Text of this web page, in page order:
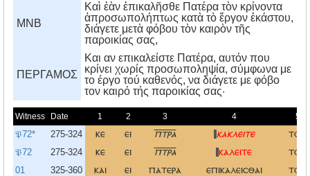
MNB
Καὶ ἐὰν ἐπικαλῆσθε Πατέρα τὸν κρίνοντα
ἀπροσωπολήπτως κατὰ τὸ ἔργον ἑκάστου,
διάγετε μετὰ φόβου τὸν καιρὸν τῆς
παροικίας σας,
ΠΕΡΓΑΜΟΣ
Kαι αν επικαλείστε Πατέρα, αυτόν που
κρίνει χωρίς προσωποληψία, σύμφωνα με
το έργο τού καθενός, να διάγετε με φόβο
τον καιρό τής παροικίας σας·
Witness Date 1 2 3 4 5
𝔓72* 275-324 κε ει πτρα κακλειτε τον
𝔓72 275-324 κε ει πτρα καλειτε τον
01 325-360 και ει πατερα επικαλεισθαι τον